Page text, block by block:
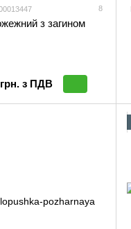
8
з загином
з ПДВ